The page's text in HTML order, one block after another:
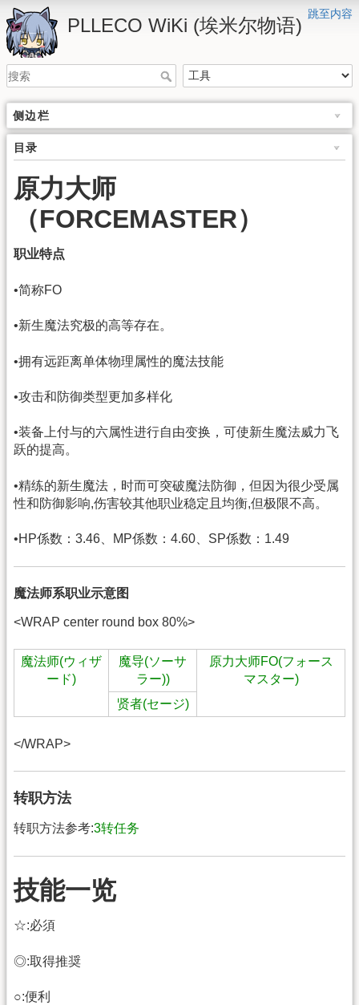
跳至内容
PLLECO WiKi (埃米尔物语)
侧边栏
目录
原力大师
（FORCEMASTER）
职业特点
•简称FO
•新生魔法究极的高等存在。
•拥有远距离单体物理属性的魔法技能
•攻击和防御类型更加多样化
•装备上付与的六属性进行自由变换，可使新生魔法威力飞
跃的提高。
•精练的新生魔法，时而可突破魔法防御，但因为很少受属
性和防御影响,伤害较其他职业稳定且均衡,但极限不高。
•HP係数：3.46、MP係数：4.60、SP係数：1.49
魔法师系职业示意图
<WRAP center round box 80%>
魔法师(ウィザ
ード)
魔导(ソーサ
ラー))
原力大师FO(フォース
マスター)
贤者(セージ)
</WRAP>
转职方法
转职方法参考:3转任务
技能一览
☆:必須
◎:取得推奨
○:便利